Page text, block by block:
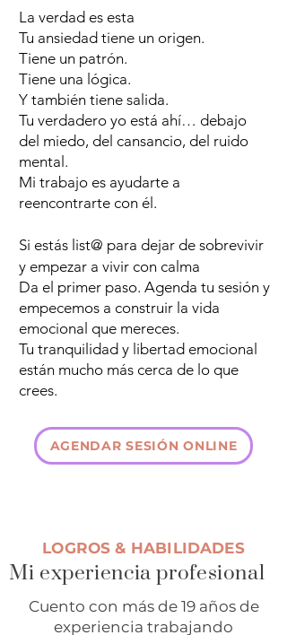
La verdad es esta
Tu ansiedad tiene un origen.
Tiene un patrón.
Tiene una lógica.
Y también tiene salida.
Tu verdadero yo está ahí… debajo
del miedo, del cansancio, del ruido
mental.
Mi trabajo es ayudarte a
reencontrarte con él.
Si estás list@ para dejar de sobrevivir
y empezar a vivir con calma
Da el primer paso. Agenda tu sesión y
empecemos a construir la vida
emocional que mereces.
Tu tranquilidad y libertad emocional
están mucho más cerca de lo que
crees.
AGENDAR SESIÓN ONLINE
LOGROS & HABILIDADES
Mi experiencia profesional
Cuento con más de 19 años de
experiencia trabajando